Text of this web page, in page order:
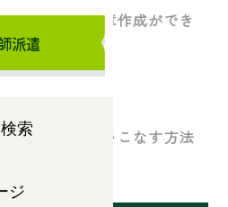
索
ジ
、綺麗な文章作成ができ
や効率よく使いこなす方法